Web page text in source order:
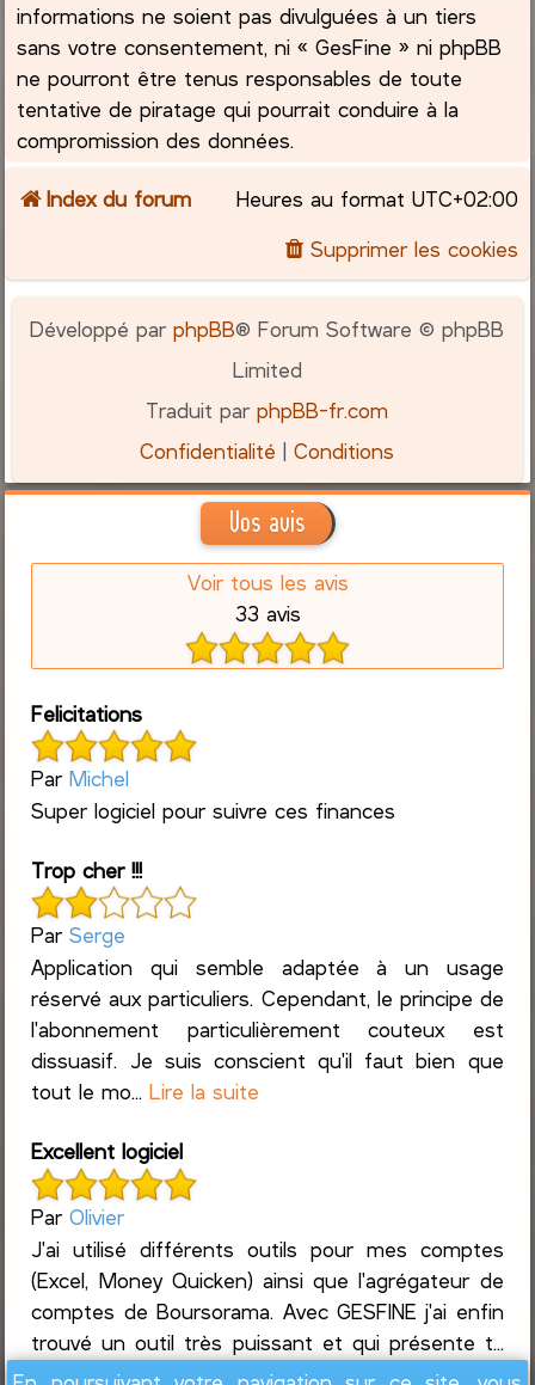
informations ne soient pas divulguées à un tiers
sans votre consentement, ni « GesFine » ni phpBB
ne pourront être tenus responsables de toute
tentative de piratage qui pourrait conduire à la
compromission des données.
Index du forum Heures au format UTC+02:00
Supprimer les cookies
Développé parphpBB® Forum Software © phpBB
Limited
Traduit parphpBB-fr.com
Confidentialité |Conditions
Vos avis
Voir tous les avis
33 avis
Felicitations
ParMichel
Super logiciel pour suivre ces finances
Trop cher !!!
ParSerge
Application qui semble adaptée à un usage
réservé aux particuliers. Cependant, le principe de
l'abonnement particulièrement couteux est
dissuasif. Je suis conscient qu'il faut bien que
tout le mo...Lire la suite
Excellent logiciel
ParOlivier
J'ai utilisé différents outils pour mes comptes
(Excel, Money Quicken) ainsi que l'agrégateur de
comptes de Boursorama. Avec GESFINE j'ai enfin
trouvé un outil très puissant et qui présente t...
Lire la suite